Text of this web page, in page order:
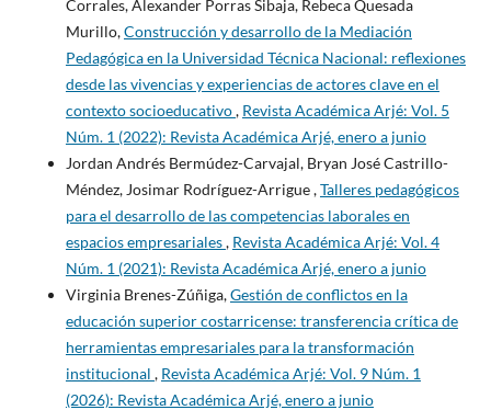
Corrales, Alexander Porras Sibaja, Rebeca Quesada
Murillo,Construcción y desarrollo de la Mediación
Pedagógica en la Universidad Técnica Nacional: reflexiones
desde las vivencias y experiencias de actores clave en el
contexto socioeducativo, Revista Académica Arjé: Vol. 5
Núm. 1 (2022): Revista Académica Arjé, enero a junio
Jordan Andrés Bermúdez-Carvajal, Bryan José Castrillo-
Méndez, Josimar Rodríguez-Arrigue ,Talleres pedagógicos
para el desarrollo de las competencias laborales en
espacios empresariales, Revista Académica Arjé: Vol. 4
Núm. 1 (2021): Revista Académica Arjé, enero a junio
Virginia Brenes-Zúñiga,Gestión de conflictos en la
educación superior costarricense: transferencia crítica de
herramientas empresariales para la transformación
institucional , Revista Académica Arjé: Vol. 9 Núm. 1
(2026): Revista Académica Arjé, enero a junio